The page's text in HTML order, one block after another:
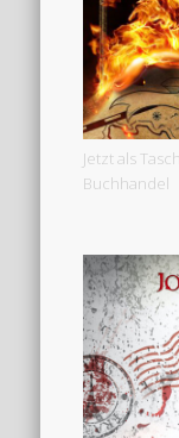
Jetzt als
Buchhandel